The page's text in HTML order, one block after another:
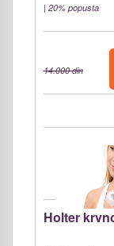
| 20% popusta
14.000 din
Holter